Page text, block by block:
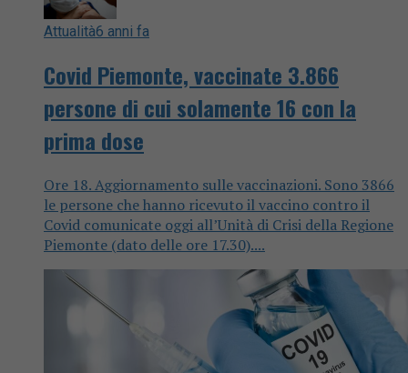
Attualità6 anni fa
Covid Piemonte, vaccinate 3.866
persone di cui solamente 16 con la
prima dose
Ore 18. Aggiornamento sulle vaccinazioni. Sono 3866
le persone che hanno ricevuto il vaccino contro il
Covid comunicate oggi all’Unità di Crisi della Regione
Piemonte (dato delle ore 17.30)....